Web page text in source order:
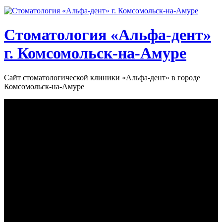
Стоматология «‎Альфа-дент»‎
г. Комсомольск-на-Амуре
Сайт стоматологической клиники «‎Альфа-дент» в городе
Комсомольск-на-Амуре